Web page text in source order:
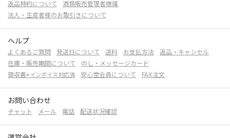
返品特約について
酒類販売管理者標識
法人・生産者様のお取引きについて
ヘルプ
よくあるご質問 発送日について 送料 お支払方法
返品・キャンセル
在庫・販売期間について
のし・メッセージカード
領収書※インボイス対応済 安心堂会員について FAX注文
お問い合わせ
チャット メール 電話 配送状況確認